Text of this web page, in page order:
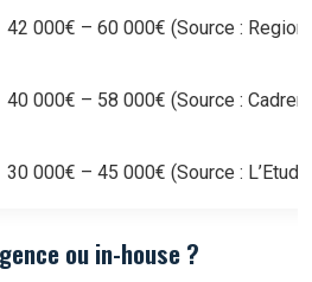
42 000€ – 60 000€ (Source :
40 000€ – 58 000€ (Source :
30 000€ – 45 000€ (Source :
ou in-house ?